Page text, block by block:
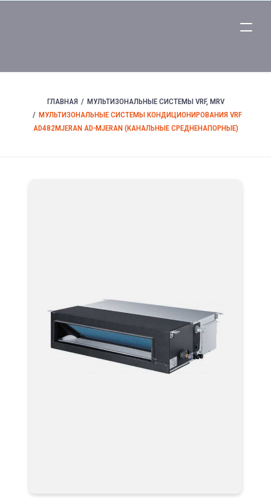
ГЛАВНАЯ
МУЛЬТИЗОНАЛЬНЫЕ СИСТЕМЫ VRF, MRV
МУЛЬТИЗОНАЛЬНЫЕ СИСТЕМЫ КОНДИЦИОНИРОВАНИЯ VRF
AD482MJERAN AD-MJERAN (КАНАЛЬНЫЕ СРЕДНЕНАПОРНЫЕ)